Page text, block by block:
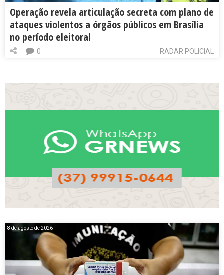
Operação revela articulação secreta com plano de
ataques violentos a órgãos públicos em Brasília
no período eleitoral
RADAR POLICIAL
0
8 de agosto de 2026